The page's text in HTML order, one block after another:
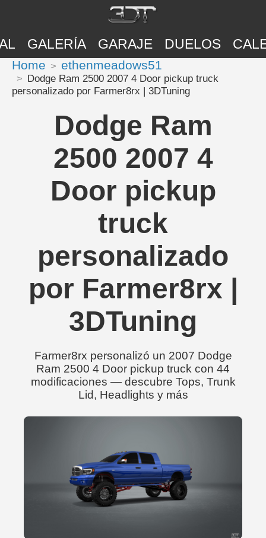
GALERÍA GARAJE DUELOS
Home ethenmeadows51
Dodge Ram 2500 2007 4 Door pickup truck
personalizado por Farmer8rx | 3DTuning
Dodge Ram
2500 2007 4
Door pickup
truck
personalizado
por Farmer8rx |
3DTuning
Farmer8rx personalizó un 2007 Dodge
Ram 2500 4 Door pickup truck con 44
modificaciones — descubre Tops, Trunk
Lid, Headlights y más